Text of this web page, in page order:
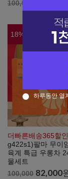
100,000
18%
더빠른배송365할
g422s1)팔마 무이
육계 특급 우롱차
물세트
100,000 82,000
하루동안 열